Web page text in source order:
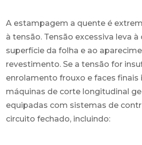
A estampagem a quente é
à tensão. Tensão excessiva leva
superfície da folha e ao
revestimento. Se a tensão for
enrolamento frouxo e faces finais
máquinas de corte longitudinal
equipadas com sistemas de
circuito fechado, incluindo: